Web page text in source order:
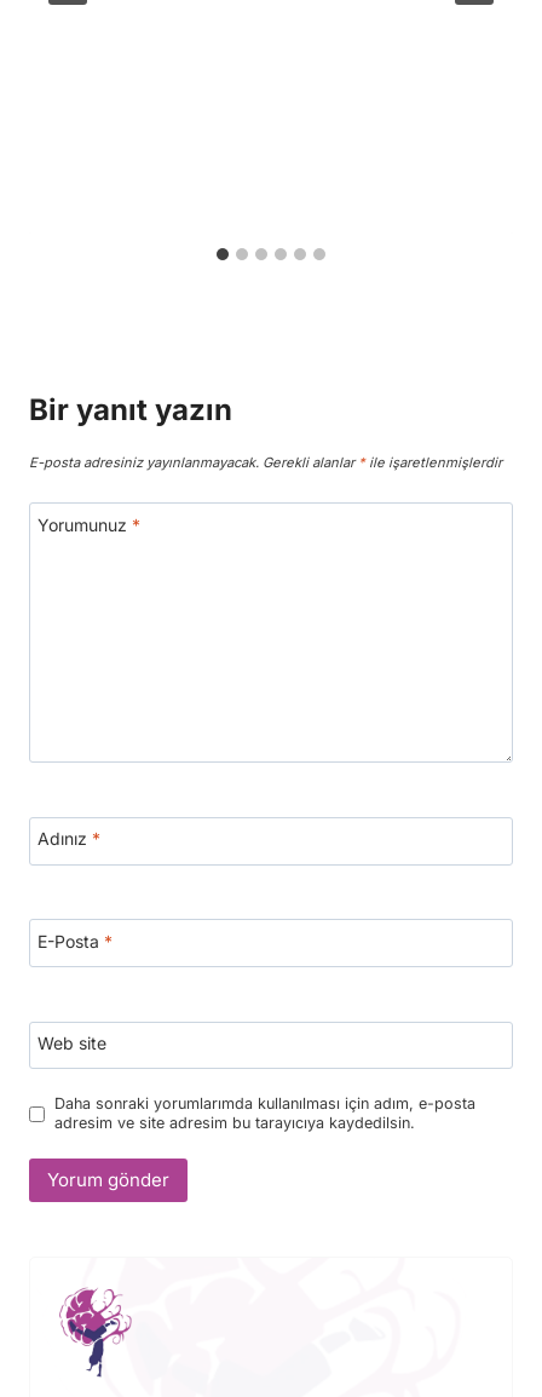
Bir yanıt yazın
E-posta adresiniz yayınlanmayacak. Gerekli alanlar *ile işaretlenmişlerdir
Yorumunuz *
Adınız *
E-Posta *
Web site
Daha sonraki yorumlarımda kullanılması için adım, e-posta
adresim ve site adresim bu tarayıcıya kaydedilsin.